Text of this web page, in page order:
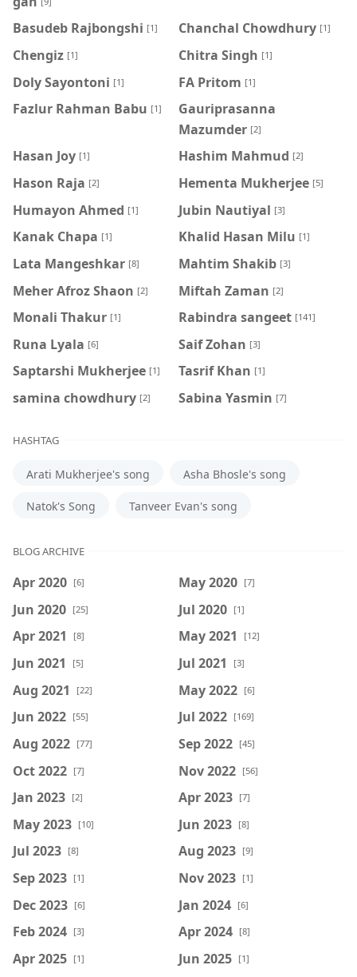
Basudeb Rajbongshi [1] Chanchal Chowdhury [1]
Chengiz [1] Chitra Singh [1]
Doly Sayontoni [1] FA Pritom [1]
Fazlur Rahman Babu [1]
Gauriprasanna
Mazumder [2]
Hasan Joy [1] Hashim Mahmud [2]
Hason Raja [2] Hementa Mukherjee [5]
Humayon Ahmed [1] Jubin Nautiyal [3]
Kanak Chapa [1] Khalid Hasan Milu [1]
Lata Mangeshkar [8] Mahtim Shakib [3]
Meher Afroz Shaon [2] Miftah Zaman [2]
Monali Thakur [1] Rabindra sangeet [141]
Runa Lyala [6] Saif Zohan [3]
Saptarshi Mukherjee [1] Tasrif Khan [1]
samina chowdhury [2] ‍Sabina Yasmin [7]
HASHTAG
Arati Mukherjee's song Asha Bhosle's song
Natok's Song Tanveer Evan's song
BLOG ARCHIVE
Apr 2020 [6] May 2020 [7]
Jun 2020 [25] Jul 2020 [1]
Apr 2021 [8] May 2021 [12]
Jun 2021 [5] Jul 2021 [3]
Aug 2021 [22] May 2022 [6]
Jun 2022 [55] Jul 2022 [169]
Aug 2022 [77] Sep 2022 [45]
Oct 2022 [7] Nov 2022 [56]
Jan 2023 [2] Apr 2023 [7]
May 2023 [10] Jun 2023 [8]
Jul 2023 [8] Aug 2023 [9]
Sep 2023 [1] Nov 2023 [1]
Dec 2023 [6] Jan 2024 [6]
Feb 2024 [3] Apr 2024 [8]
Apr 2025 [1] Jun 2025 [1]